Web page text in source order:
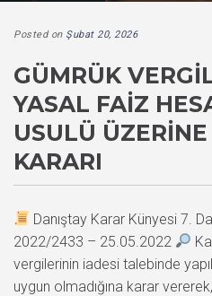
Posted on Şubat 20, 2026
GÜMRÜK
YASAL FAIZ
USULÜ
KARARI
Danıştay Karar Künyesi 7.
2022/2433 – 25.05.2022
vergilerinin iadesi talebinde
uygun olmadığına karar